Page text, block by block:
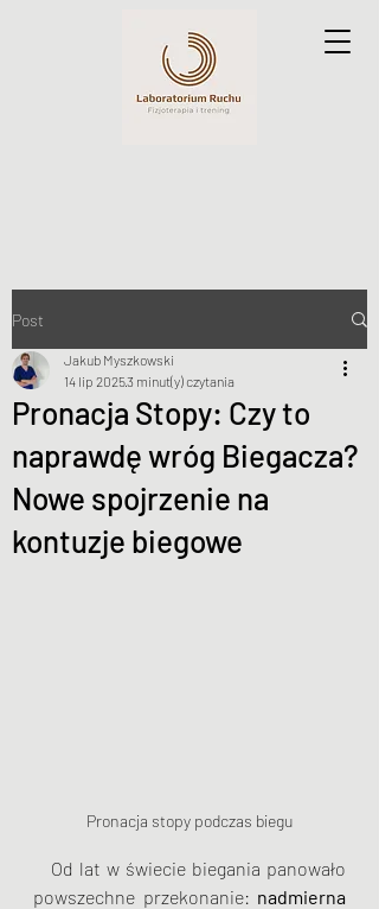
Post
Pronacja Stopy: Czy to
naprawdę wróg Biegacza?
Nowe spojrzenie na
kontuzje biegowe
Jakub Myszkowski
14 lip 20253 minut(y) czytania
Pronacja stopy podczas biegu
powszechne przekonanie: nadmierna